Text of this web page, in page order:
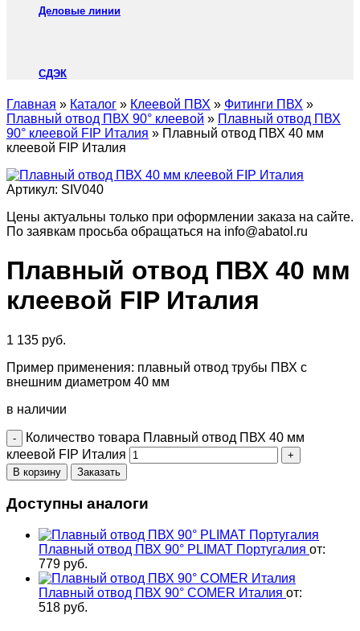
Деловые линии
СДЭК
Главная » Каталог » Клеевой ПВХ » Фитинги ПВХ »
Плавный отвод ПВХ 90° клеевой » Плавный отвод ПВХ
90° клеевой FIP Италия » Плавный отвод ПВХ 40 мм
клеевой FIP Италия
Артикул: SIV040
Цены актуальны только при оформлении заказа на сайте.
По заявкам просьба обращаться на info@abatol.ru
Плавный отвод ПВХ 40 мм
клеевой FIP Италия
1 135 руб.
Пример применения: плавный отвод трубы ПВХ с
внешним диаметром 40 мм
в наличии
Количество товара Плавный отвод ПВХ 40 мм
клеевой FIP Италия
В корзину Заказать
Доступны аналоги
Плавный отвод ПВХ 90° PLIMAT Португалия от:
779 руб.
Плавный отвод ПВХ 90° COMER Италия от:
518 руб.